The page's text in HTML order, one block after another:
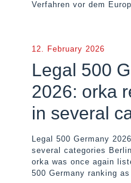
Verfahren vor dem
12. February 2026
Legal 500
2026: orka
in several
Legal 500 Germany
several categories
orka was once again
500 Germany ranking